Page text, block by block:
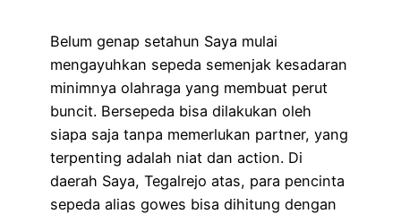
Belum genap setahun Saya mulai
mengayuhkan sepeda semenjak kesadaran
minimnya olahraga yang membuat perut
buncit. Bersepeda bisa dilakukan oleh
siapa saja tanpa memerlukan partner, yang
terpenting adalah niat dan action. Di
daerah Saya, Tegalrejo atas, para pencinta
sepeda alias gowes bisa dihitung dengan